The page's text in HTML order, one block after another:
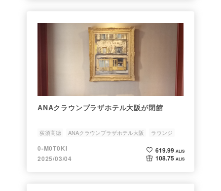
ANAクラウンプラザホテル大阪が閉館
荻須高徳 ANAクラウンプラザホテル大阪
ラウンジ
ホテル閉館
0-M0T0KI
2025/03/04
619.99 ALIS
108.75 ALIS